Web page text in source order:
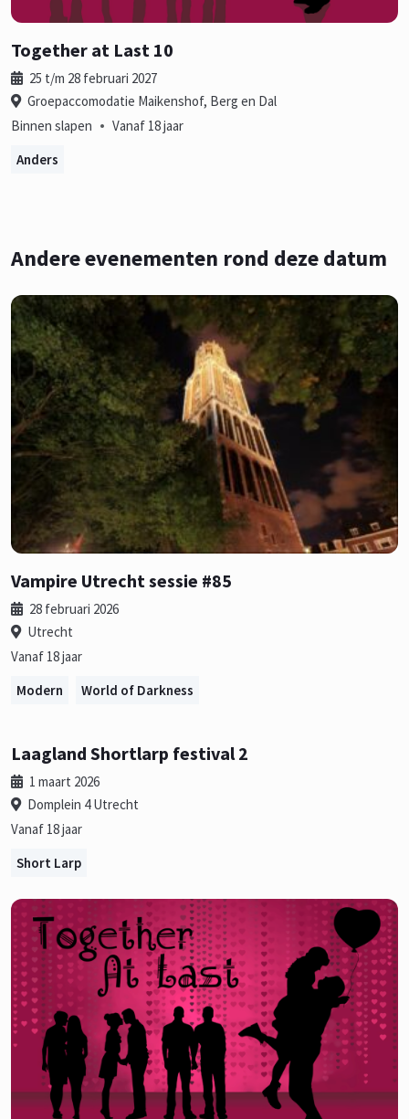
Together at Last 10
25 t/m 28 februari 2027
Groepaccomodatie Maikenshof, Berg en Dal
Binnen slapen • Vanaf 18 jaar
Anders
Andere evenementen rond deze datum
Vampire Utrecht sessie #85
28 februari 2026
Utrecht
Vanaf 18 jaar
Modern
World of Darkness
Laagland Shortlarp festival 2
1 maart 2026
Domplein 4 Utrecht
Vanaf 18 jaar
Short Larp